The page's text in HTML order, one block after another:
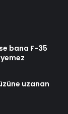
bana F-35
uzanan